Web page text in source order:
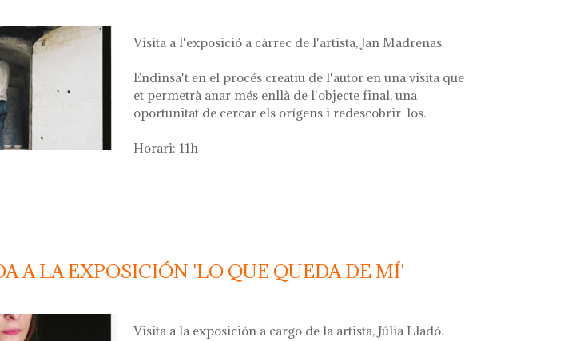
Visita a l'exposició a càrrec de l'artista, Jan Madrenas.
Endinsa't en el procés creatiu de l'autor en una visita que
et permetrà anar més enllà de l'objecte final, una
oportunitat de cercar els orígens i redescobrir-los.
Horari: 11h
guiada a l'exposició 'anar a la font'
A LA EXPOSICIÓN 'LO QUE QUEDA DE MÍ'
Visita a la exposición a cargo de la artista, Júlia Lladó.